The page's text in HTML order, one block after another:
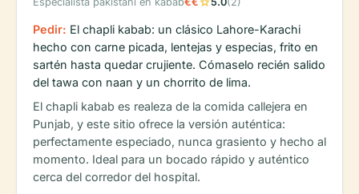
Pedir: El chapli kabab: un clásico Lahore-Karachi
hecho con carne picada, lentejas y especias, frito en
sartén hasta quedar crujiente. Cómaselo recién salido
del tawa con naan y un chorrito de lima.
El chapli kabab es realeza de la comida callejera en
Punjab, y este sitio ofrece la versión auténtica:
perfectamente especiado, nunca grasiento y hecho al
momento. Ideal para un bocado rápido y auténtico
cerca del corredor del hospital.